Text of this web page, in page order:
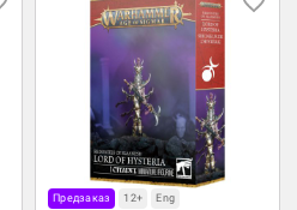
Предзаказ 12+ Eng